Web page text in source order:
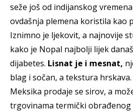
seže još od indijanskog
ovdašnja plemena koristila kao
Iznimno je ljekovit, a najnovije
kako je Nopal najbolji lijek
dijabetes. Lisnat je i mesnat,
blag i sočan, a tekstura
Meksika prodaje se sirov, a
trgovinama termički obrađenog